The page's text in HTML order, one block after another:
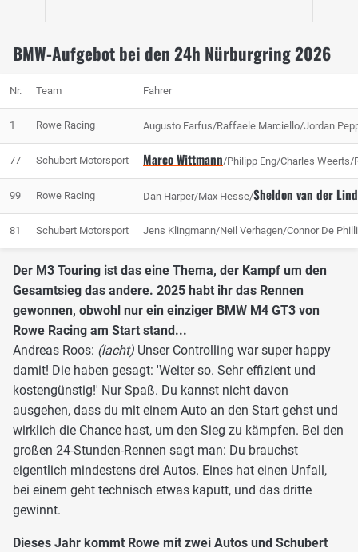
BMW-Aufgebot bei den 24h Nürburgring 2026
Nr. Team Fahrer
1 Rowe Racing Augusto Farfus/Raffaele Marciello/Jordan
77 Schubert Motorsport Marco Wittmann/Philipp Eng/Charles Weerts/
99 Rowe Racing Dan Harper/Max Hesse/Sheldon van der
81 Schubert Motorsport Jens Klingmann/Neil Verhagen/Connor De
Der M3 Touring ist das eine Thema, der Kampf um den
Gesamtsieg das andere. 2025 habt ihr das Rennen
gewonnen, obwohl nur ein einziger BMW M4 GT3 von
Rowe Racing am Start stand...
Andreas Roos: (lacht) Unser Controlling war super happy
damit! Die haben gesagt: 'Weiter so. Sehr effizient und
kostengünstig!' Nur Spaß. Du kannst nicht davon
ausgehen, dass du mit einem Auto an den Start gehst und
wirklich die Chance hast, um den Sieg zu kämpfen. Bei den
großen 24-Stunden-Rennen sagt man: Du brauchst
eigentlich mindestens drei Autos. Eines hat einen Unfall,
bei einem geht technisch etwas kaputt, und das dritte
gewinnt.
Dieses Jahr kommt Rowe mit zwei Autos und Schubert